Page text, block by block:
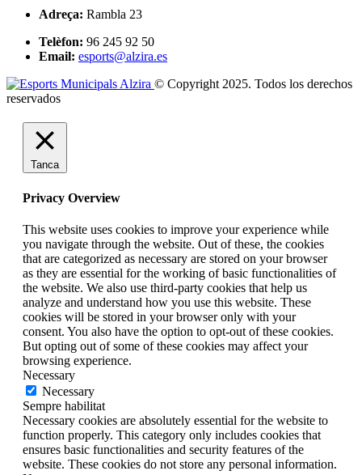
Adreça: Rambla 23
Telèfon: 96 245 92 50
Email: esports@alzira.es
© Copyright 2025. Todos los derechos
reservados
Tanca
Privacy Overview
This website uses cookies to improve your experience while
you navigate through the website. Out of these, the cookies
that are categorized as necessary are stored on your browser
as they are essential for the working of basic functionalities of
the website. We also use third-party cookies that help us
analyze and understand how you use this website. These
cookies will be stored in your browser only with your
consent. You also have the option to opt-out of these cookies.
But opting out of some of these cookies may affect your
browsing experience.
Necessary
Necessary
Sempre habilitat
Necessary cookies are absolutely essential for the website to
function properly. This category only includes cookies that
ensures basic functionalities and security features of the
website. These cookies do not store any personal information.